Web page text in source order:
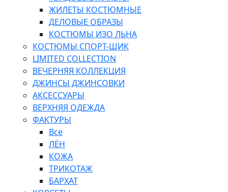
ЖИЛЕТЫ КОСТЮМНЫЕ
ДЕЛОВЫЕ ОБРАЗЫ
КОСТЮМЫ ИЗО ЛЬНА
КОСТЮМЫ СПОРТ-ШИК
LIMITED COLLECTION
ВЕЧЕРНЯЯ КОЛЛЕКЦИЯ
ДЖИНСЫ ДЖИНСОВКИ
АКСЕССУАРЫ
ВЕРХНЯЯ ОДЕЖДА
ФАКТУРЫ
Все
ЛЁН
КОЖА
ТРИКОТАЖ
БАРХАТ